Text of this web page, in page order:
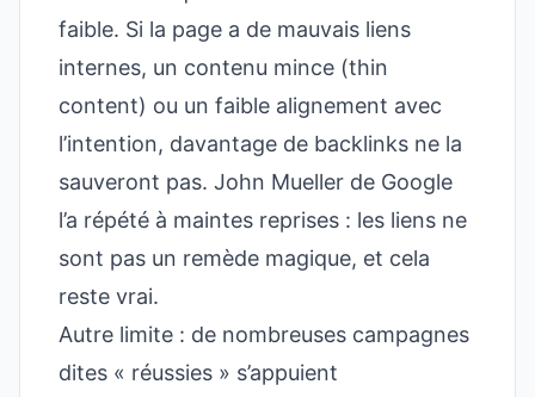
faible. Si la page a de mauvais liens
internes, un contenu mince (thin
content) ou un faible alignement avec
l’intention, davantage de backlinks ne la
sauveront pas. John Mueller de Google
l’a répété à maintes reprises : les liens ne
sont pas un remède magique, et cela
reste vrai.
Autre limite : de nombreuses campagnes
dites « réussies » s’appuient